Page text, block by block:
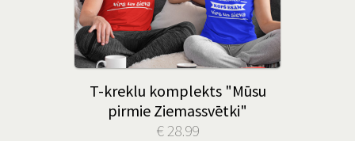
T-kreklu komplekts "Mūsu
pirmie Ziemassvētki"
€ 28.99